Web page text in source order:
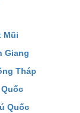
Mũi
Giang
Tháp
Quốc